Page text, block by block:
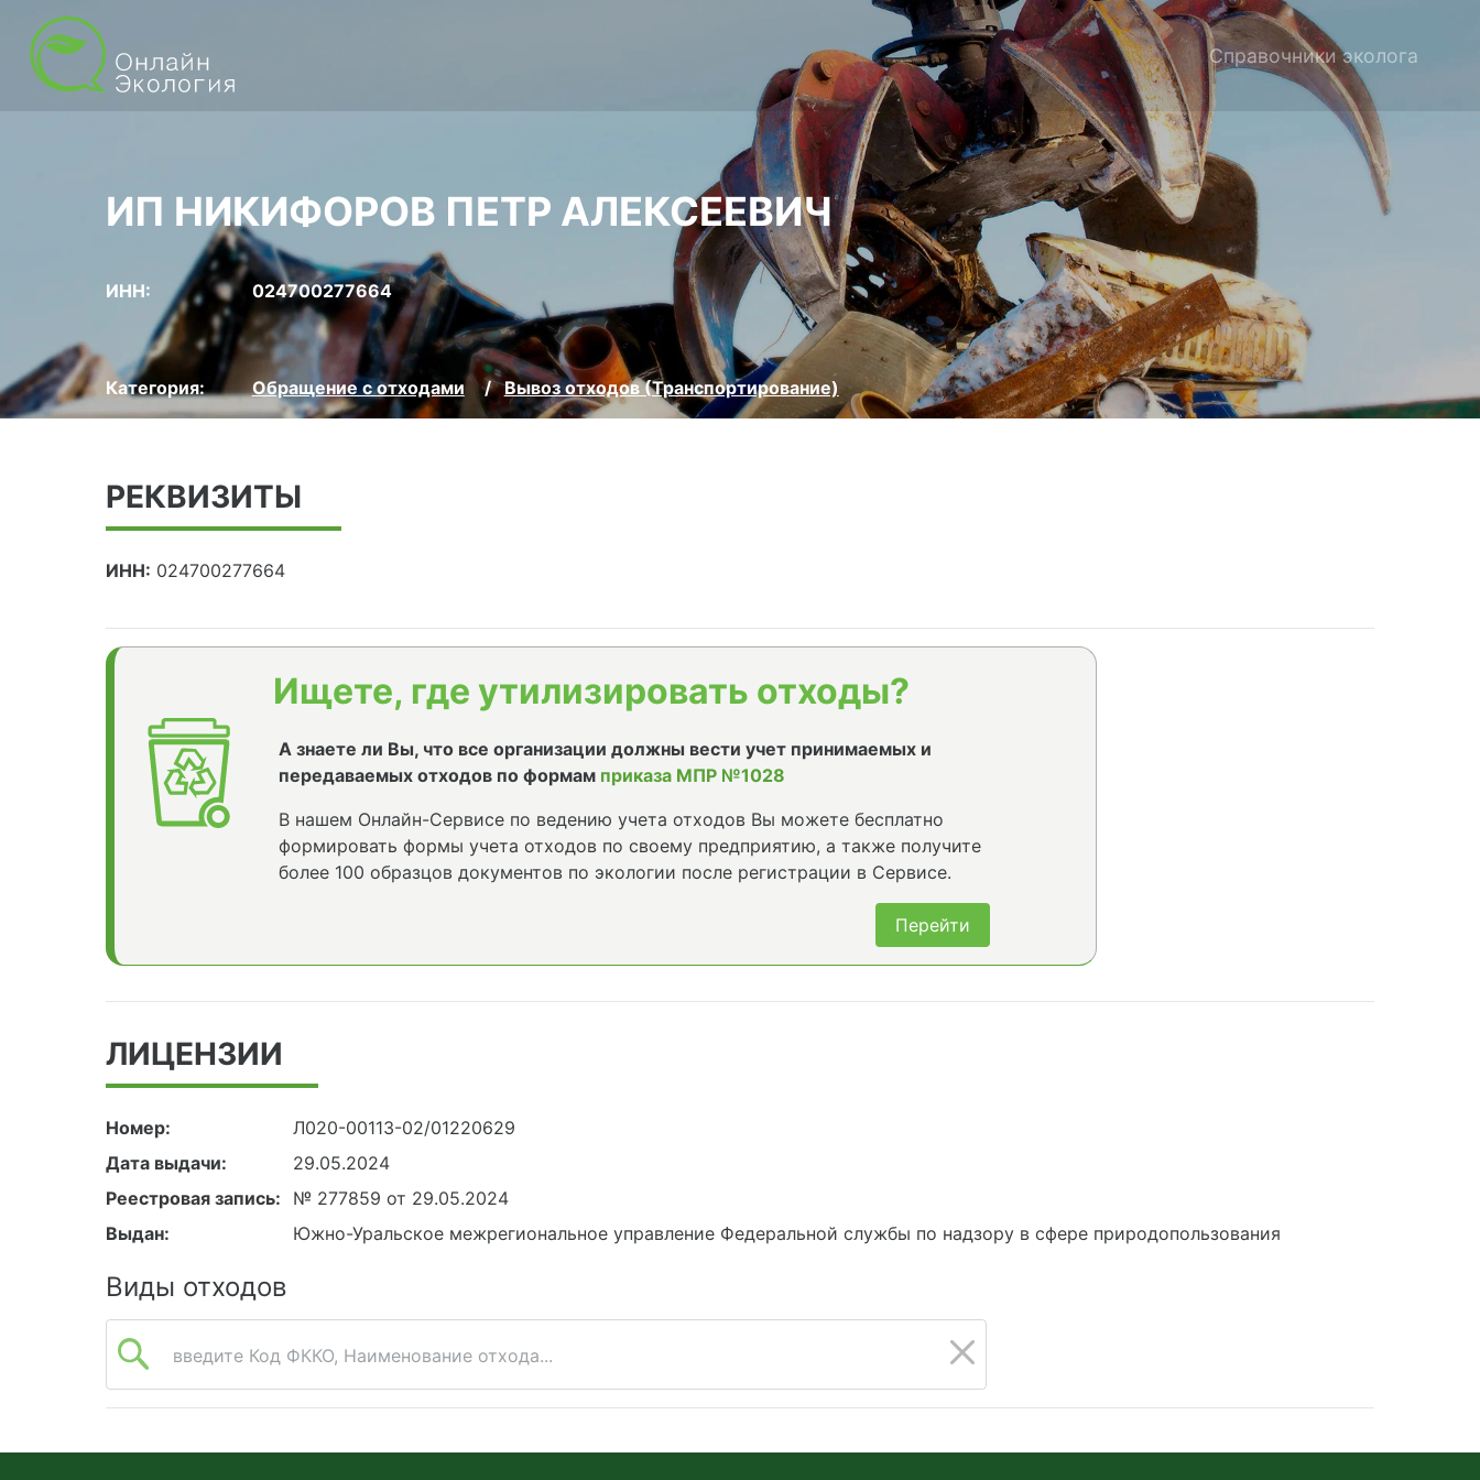
Справочники эколога
ИП НИКИФОРОВ ПЕТР АЛЕКСЕЕВИЧ
ИНН: 024700277664
Категория: Обращение с отходами Вывоз отходов (Транспортирование)
РЕКВИЗИТЫ
ИНН: 024700277664
Ищете, где утилизировать отходы?
А знаете ли Вы, что все организации должны вести учет принимаемых и
передаваемых отходов по формам приказа МПР №1028
В нашем Онлайн-Сервисе по ведению учета отходов Вы можете бесплатно
формировать формы учета отходов по своему предприятию, а также получите
более 100 образцов документов по экологии после регистрации в Сервисе.
Перейти
ЛИЦЕНЗИИ
Номер:
Л020-00113-02/01220629
Дата выдачи:
29.05.2024
Реестровая запись:
№ 277859 от 29.05.2024
Выдан:
Южно-Уральское межрегиональное управление Федеральной службы по надзору в сфере природопользования
Виды отходов
введите Код ФККО, Наименование отхода...